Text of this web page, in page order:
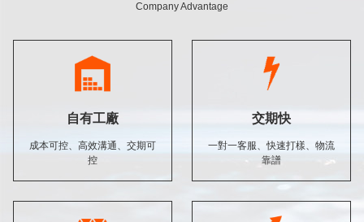
Company Advantage
自有工廠
成本可控、高效溝通、交期可
控
交期快
一對一客服、快速打樣、物流
靠譜